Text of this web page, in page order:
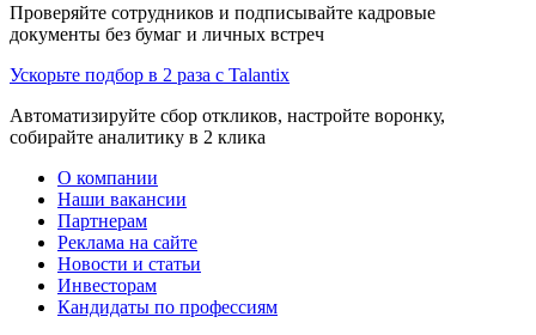
Проверяйте сотрудников и подписывайте кадровые
документы без бумаг и личных встреч
Ускорьте подбор в 2 раза с Talantix
Автоматизируйте сбор откликов, настройте воронку,
собирайте аналитику в 2 клика
О компании
Наши вакансии
Партнерам
Реклама на сайте
Новости и статьи
Инвесторам
Кандидаты по профессиям